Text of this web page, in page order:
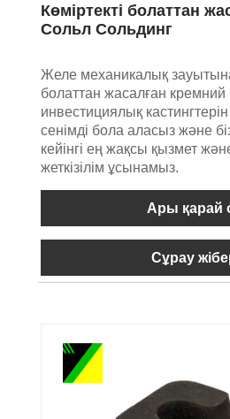
Көміртекті болаттан
Сольл Сольдинг
Желе механикалық
болаттан жасалған
инвестициялық
сенімді бола аласыз және
кейінгі ең жақсы қызмет
жеткізілім ұсынамыз.
Ары қарай
Сұрау